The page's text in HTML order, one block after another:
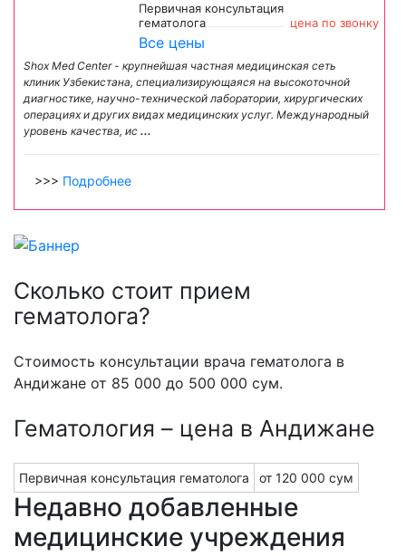
Первичная консультация
гематолога
цена по звонку
Все цены
Shox Med Center - крупнейшая частная медицинская сеть
клиник Узбекистана, специализирующаяся на высокоточной
диагностике, научно-технической лаборатории, хирургических
операциях и других видах медицинских услуг. Международный
уровень качества, ис ...
>>> Подробнее
Сколько стоит прием
гематолога?
Стоимость консультации врача гематолога в
Андижане от 85 000 до 500 000 сум.
Гематология – цена в Андижане
Первичная консультация гематолога от 120 000 сум
Недавно добавленные
медицинские учреждения